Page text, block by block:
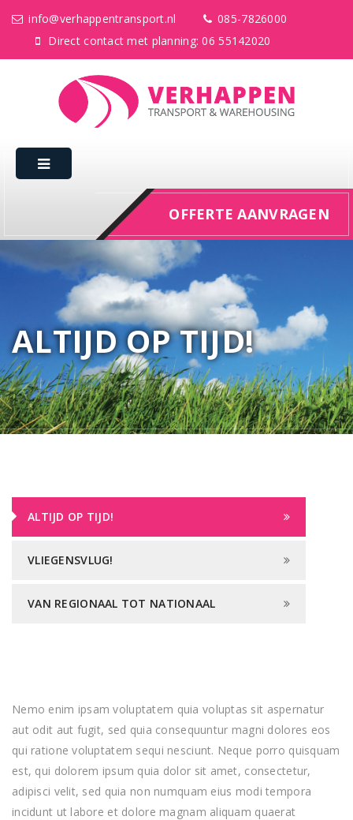
info@verhappentransport.nl
085-7826000
Direct contact met planning: 06 55142020
OFFERTE AANVRAGEN
ALTIJD OP TIJD!
ALTIJD OP TIJD!
VLIEGENSVLUG!
VAN REGIONAAL TOT NATIONAAL
Nemo enim ipsam voluptatem quia voluptas sit aspernatur
aut odit aut fugit, sed quia consequuntur magni dolores eos
qui ratione voluptatem sequi nesciunt. Neque porro quisquam
est, qui dolorem ipsum quia dolor sit amet, consectetur,
adipisci velit, sed quia non numquam eius modi tempora
incidunt ut labore et dolore magnam aliquam quaerat